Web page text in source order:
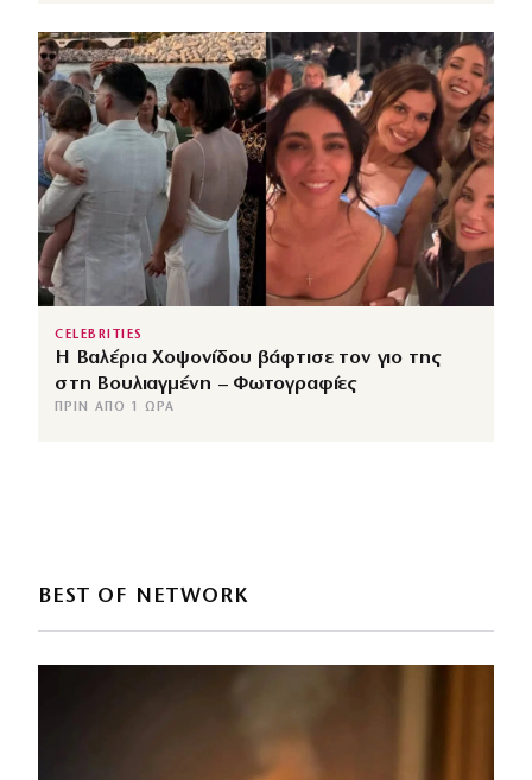
CELEBRITIES
Η Βαλέρια Χοψονίδου βάφτισε τον γιο της
στη Βουλιαγμένη – Φωτογραφίες
ΠΡΙΝ ΑΠΌ 1 ΏΡΑ
BEST OF NETWORK